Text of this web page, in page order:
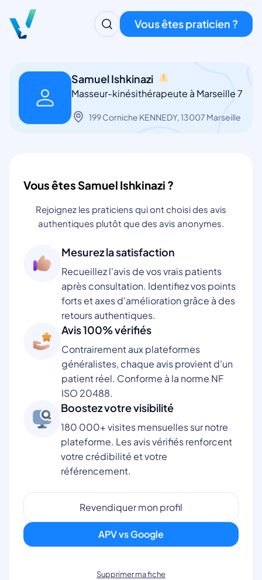
Vous êtes praticien ?
Samuel Ishkinazi
Masseur-kinésithérapeute à Marseille 7
199 Corniche KENNEDY, 13007 Marseille
Vous êtes Samuel Ishkinazi ?
Rejoignez les praticiens qui ont choisi des avis
authentiques plutôt que des avis anonymes.
Mesurez la satisfaction
Recueillez l'avis de vos vrais patients
après consultation. Identifiez vos points
forts et axes d'amélioration grâce à des
retours authentiques.
Avis 100% vérifiés
Contrairement aux plateformes
généralistes, chaque avis provient d'un
patient réel. Conforme à la norme NF
ISO 20488.
Boostez votre visibilité
180 000+ visites mensuelles sur notre
plateforme. Les avis vérifiés renforcent
votre crédibilité et votre
référencement.
Revendiquer mon profil
APV vs Google
Supprimer ma fiche